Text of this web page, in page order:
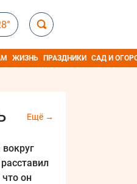
ЖИЗНЬ ПРАЗДНИКИ САД И
Ещё
что он